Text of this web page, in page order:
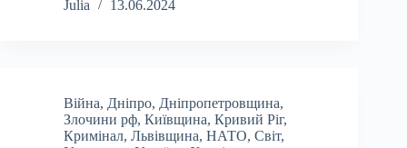
Julia
13.06.2024
Війна, Дніпро, Дніпропетровщина,
Злочини рф, Київщина, Кривий Ріг,
Кримінал, Львівщина, НАТО, Світ,